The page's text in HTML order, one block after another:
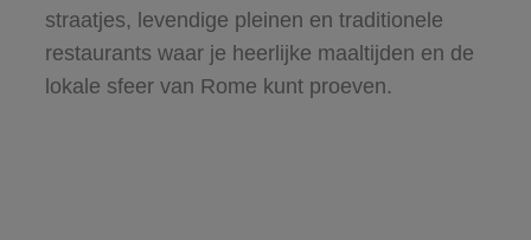
straatjes, levendige pleinen en traditionele
restaurants waar je heerlijke maaltijden en de
lokale sfeer van Rome kunt proeven.